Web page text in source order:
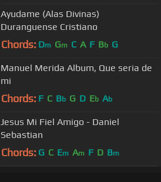
Ayudame (Alas Divinas)
Duranguense Cristiano
Chords: Dm Gm C A F Bb G
Manuel Merida Album, Que seria de
mi
Chords: F C Bb G D Eb Ab
Jesus Mi Fiel Amigo - Daniel
Sebastian
Chords: G C Em Am F D Bm